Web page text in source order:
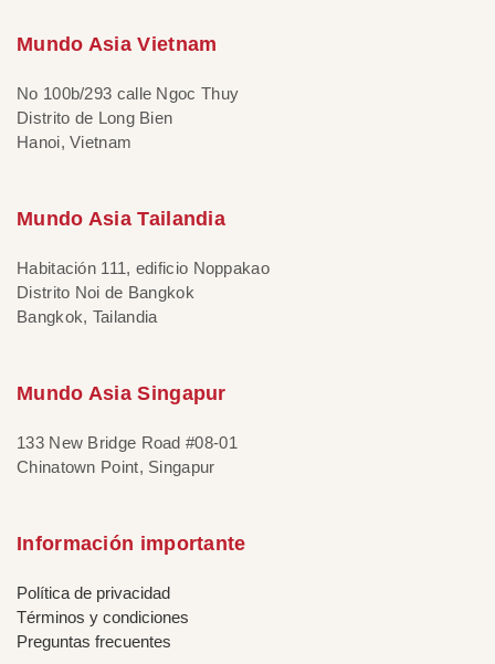
Mundo Asia Vietnam
No 100b/293 calle Ngoc Thuy
Distrito de Long Bien
Hanoi, Vietnam
Mundo Asia Tailandia
Habitación 111, edificio Noppakao
Distrito Noi de Bangkok
Bangkok, Tailandia
Mundo Asia Singapur
133 New Bridge Road #08-01
Chinatown Point, Singapur
Información importante
Política de privacidad
Términos y condiciones
Preguntas frecuentes